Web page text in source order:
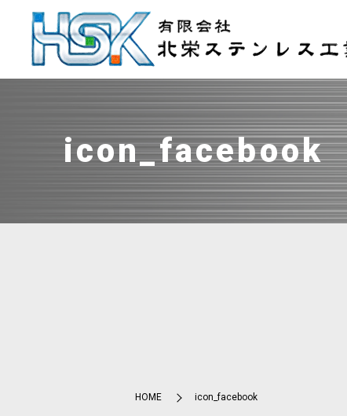
icon_facebook
HOME icon_facebook